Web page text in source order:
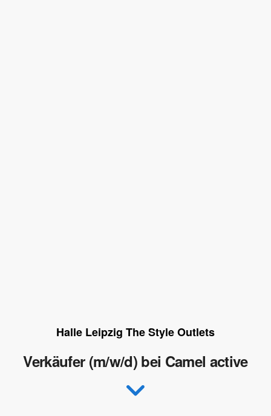
Halle Leipzig The Style Outlets
Verkäufer (m/w/d) bei Camel active